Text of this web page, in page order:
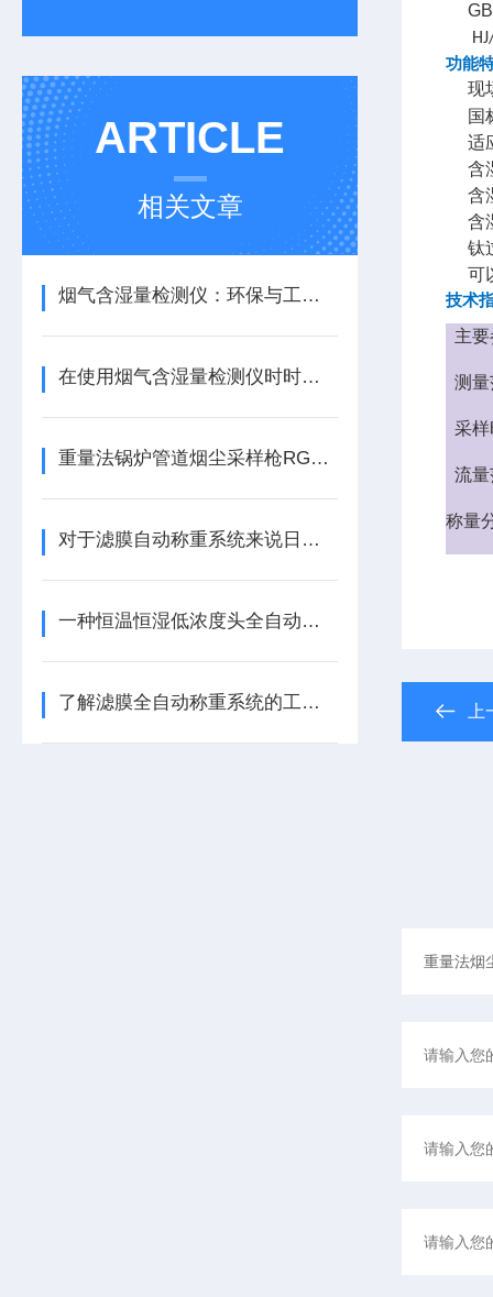
ARTICLE
相关文章
烟气含湿量检测仪：环保与工业生产的得力助手
在使用烟气含湿量检测仪时时要注意这些事项才行
重量法锅炉管道烟尘采样枪RGCY-1
对于滤膜自动称重系统来说日常维护工作该如何进行
一种恒温恒湿低浓度头全自动称重系统
了解滤膜全自动称重系统的工作原理
HJ/
功能
现
国
适
含
含
含
钛
可
技术
主
测
采
流
称量